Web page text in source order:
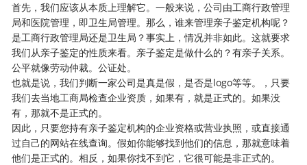
首先，我们应该从本质上理解它。一般来说，公司由工商行政管理
局和医院管理，即卫生局管理。那么，谁来管理亲子鉴定机构呢？
是工商行政管理局还是卫生局？事实上，情况并非如此。这就要求
我们从亲子鉴定的性质来看。亲子鉴定是做什么的？有亲子关系。
公平就像劳动仲裁。公证处。
也就是说，我们判断一家公司是真是假，是否是logo等等。，只要
我们去当地工商局检查企业资质，如果有，就是正式的。如果没
有，那就不是正式的。
因此，只要您持有亲子鉴定机构的企业资格或营业执照，或直接通
过自己的网站在线查询。假如你能够找到他们的信息，那就意味着
他们是正式的。相反，如果你找不到它，它很可能是非正式的。